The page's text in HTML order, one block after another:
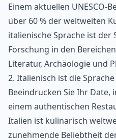
Einem aktuellen UNESCO-
über 60 % der weltweiten
italienische Sprache ist der
Forschung in den
Literatur, Archäologie und
2. Italienisch ist die
Beeindrucken Sie Ihr Date,
einem authentischen
Italien ist kulinarisch
zunehmende Beliebtheit